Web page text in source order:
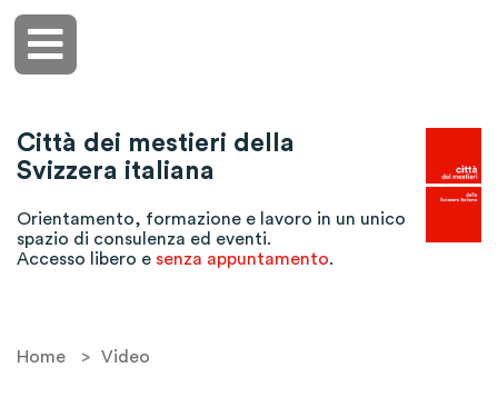
Città dei mestieri della
Svizzera italiana
Orientamento, formazione e lavoro in un unico
spazio di consulenza ed eventi.
Accesso libero e senza appuntamento.
Home > Video